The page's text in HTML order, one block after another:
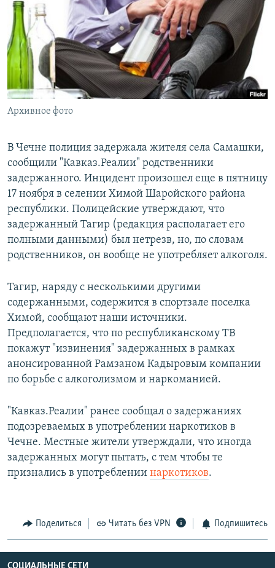
СИБИРЬ.РЕАЛИИ
РАСПИСАНИЕ ВЕЩАНИЯ
ПОДПИШИТЕСЬ НА РАССЫЛКУ
СОЦИАЛЬНЫЕ СЕТИ
Все сайты РСЕ/РС
Архивное фото
В Чечне полиция задержала жителя села Самашки,
сообщили "Кавказ.Реалии" родственники
задержанного. Инцидент произошел еще в пятницу
17 ноября в селении Химой Шаройского района
республики. Полицейские утверждают, что
задержанный Тагир (редакция располагает его
полными данными) был нетрезв, но, по словам
родственников, он вообще не употребляет алкоголя.
Тагир, наряду с несколькими другими
содержанными, содержится в спортзале поселка
Химой, сообщают наши источники.
Предполагается, что по республиканскому ТВ
покажут "извинения" задержанных в рамках
анонсированной Рамзаном Кадыровым компании
по борьбе с алкоголизмом и наркоманией.
"Кавказ.Реалии" ранее сообщал о задержаниях
подозреваемых в употреблении наркотиков в
Чечне. Местные жители утверждали, что иногда
задержанных могут пытать, с тем чтобы те
признались в употреблении наркотиков.
Поделиться Читать без VPN Подпишитесь